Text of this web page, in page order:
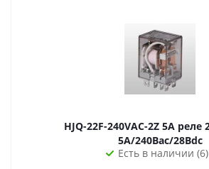
HJQ-22F-240VAC-2Z 5A реле 2С 240Вac:
5А/240Вac/28Вdc
Есть в наличии (6)